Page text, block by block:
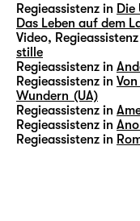
Regieassistenz in Die
Das Leben auf dem
Video,
stille
Regieassistenz in
Regieassistenz in
Wundern (UA)
Regieassistenz in
Regieassistenz in
Regieassistenz in